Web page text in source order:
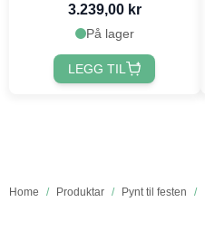
Home / Produktar / Pynt til festen /
3.239,00 kr
På lager
LEGG TIL